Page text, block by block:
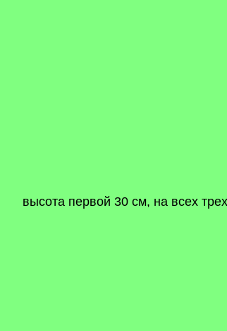
высота первой 30 см, на всех